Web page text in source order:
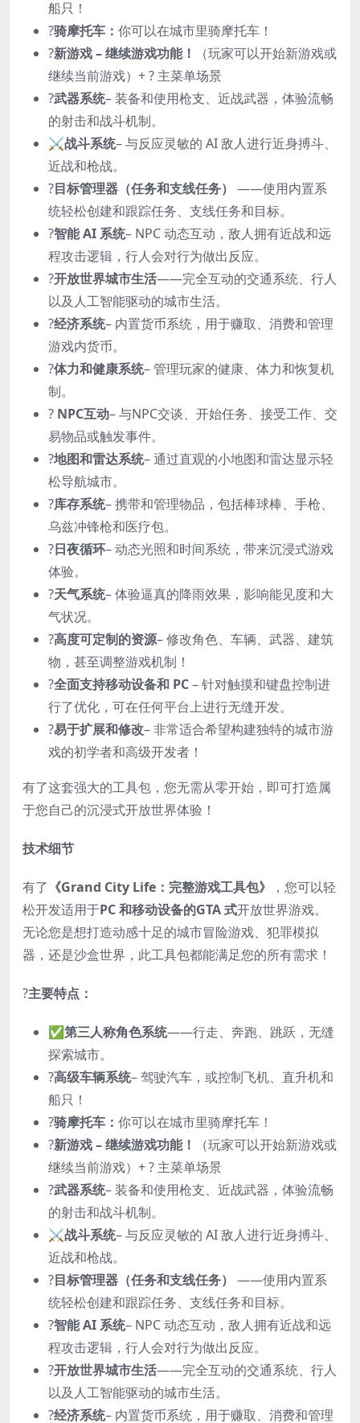
船只！
?️骑摩托车： 你可以在城市里骑摩托车！
?新游戏 – 继续游戏功能！
（玩家可以开始新游戏或
继续当前游戏）+ ? 主菜单场景
?武器系统– 装备和使用枪支、近战武器，体验流畅
的射击和战斗机制。
⚔️战斗系统– 与反应灵敏的 AI 敌人进行近身搏斗、
近战和枪战。
?目标管理器（任务和支线任务） ——使用内置系
统轻松创建和跟踪任务、支线任务和目标。
?智能 AI 系统– NPC 动态互动，敌人拥有近战和远
程攻击逻辑，行人会对行为做出反应。
?️开放世界城市生活——完全互动的交通系统、行人
以及人工智能驱动的城市生活。
?经济系统– 内置货币系统，用于赚取、消费和管理
游戏内货币。
?体力和健康系统– 管理玩家的健康、体力和恢复机
制。
? NPC互动– 与NPC交谈、开始任务、接受工作、交
易物品或触发事件。
?️地图和雷达系统– 通过直观的小地图和雷达显示轻
松导航城市。
?库存系统– 携带和管理物品，包括棒球棒、手枪、
乌兹冲锋枪和医疗包。
?日夜循环– 动态光照和时间系统，带来沉浸式游戏
体验。
?️天气系统– 体验逼真的降雨效果，影响能见度和大
气状况。
?高度可定制的资源– 修改角色、车辆、武器、建筑
物，甚至调整游戏机制！
?全面支持移动设备和 PC– 针对触摸和键盘控制进
行了优化，可在任何平台上进行无缝开发。
?️易于扩展和修改– 非常适合希望构建独特的城市游
戏的初学者和高级开发者！
有了这套强大的工具包，您无需从零开始，即可打造属
于您自己的沉浸式开放世界体验！
技术细节
有了 《Grand City Life：完整游戏工具包》
，您可以轻
松开发适用于PC 和移动设备的GTA 式开放世界游戏。
无论您是想打造动感十足的城市冒险游戏、犯罪模拟
器，还是沙盒世界，此工具包都能满足您的所有需求！
?主要特点：
✅第三人称角色系统——行走、奔跑、跳跃，无缝
探索城市。
?高级车辆系统– 驾驶汽车，或控制飞机、直升机和
船只！
?️骑摩托车： 你可以在城市里骑摩托车！
?新游戏 – 继续游戏功能！
（玩家可以开始新游戏或
继续当前游戏）+ ? 主菜单场景
?武器系统– 装备和使用枪支、近战武器，体验流畅
的射击和战斗机制。
⚔️战斗系统– 与反应灵敏的 AI 敌人进行近身搏斗、
近战和枪战。
?目标管理器（任务和支线任务） ——使用内置系
统轻松创建和跟踪任务、支线任务和目标。
?智能 AI 系统– NPC 动态互动，敌人拥有近战和远
程攻击逻辑，行人会对行为做出反应。
?️开放世界城市生活——完全互动的交通系统、行人
以及人工智能驱动的城市生活。
?经济系统– 内置货币系统，用于赚取、消费和管理